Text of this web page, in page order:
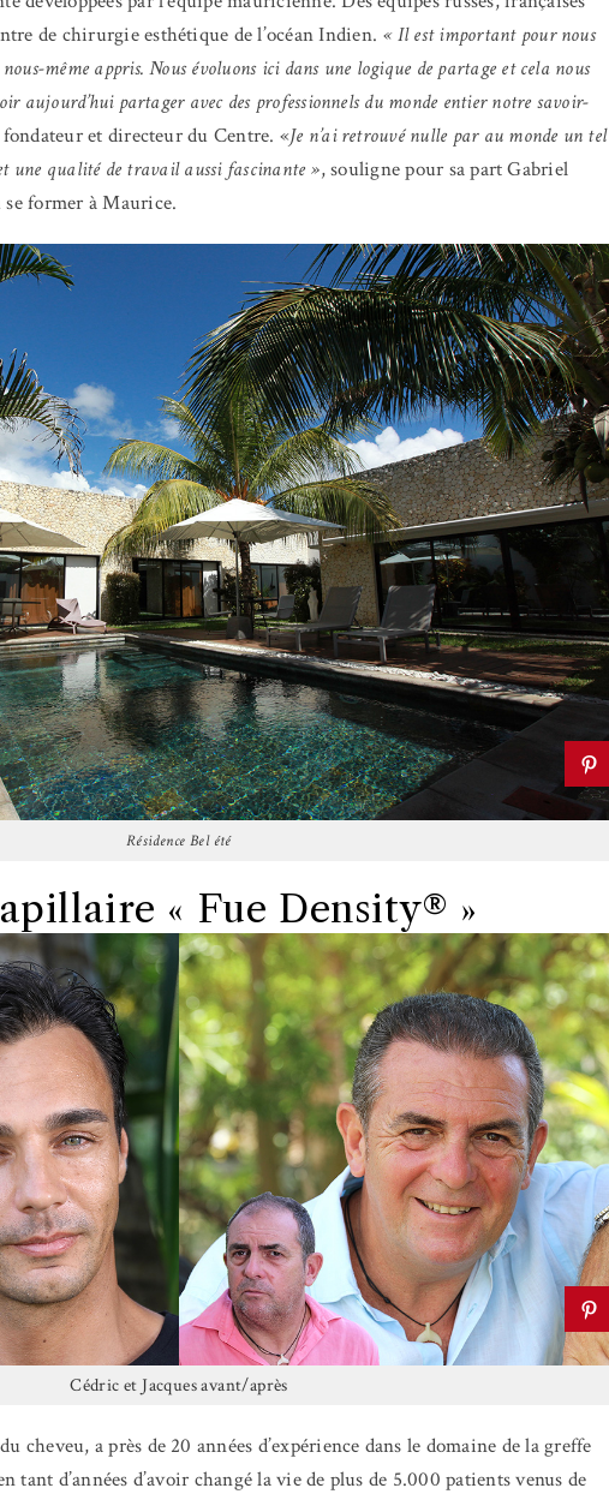
de chirurgie esthétique de l’océan Indien. « Il est important pour nous
même appris. Nous évoluons ici dans une logique de partage et cela nous
aujourd’hui partager avec des professionnels du monde entier notre savoir-
et directeur du Centre. «Je n’ai retrouvé nulle par au monde un tel
une qualité de travail aussi fascinante », souligne pour sa part Gabriel
former à Maurice.
Résidence Bel été
« Fue Density® »
Cédric et Jacques avant/après
cheveu, a près de 20 années d’expérience dans le domaine de la greffe
tant d’années d’avoir changé la vie de plus de 5.000 patients venus de